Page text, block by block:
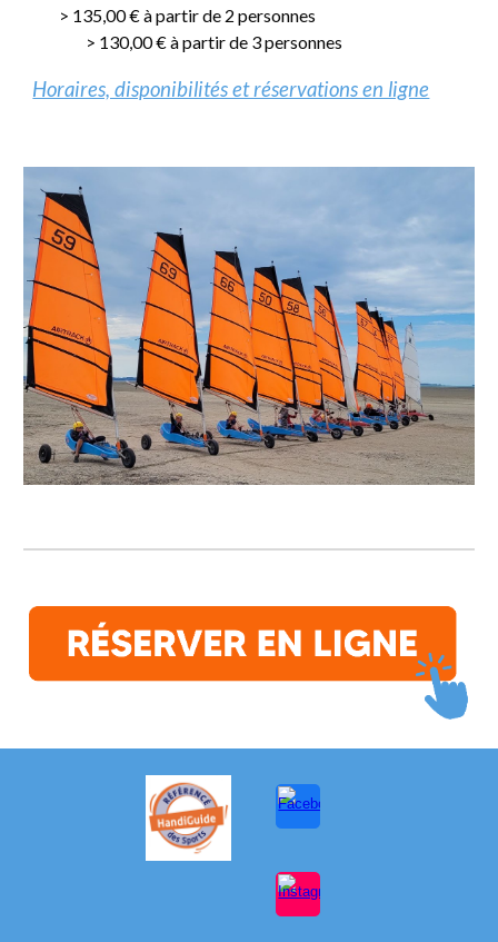
> 135,00€à partir de 2 personnes
> 130,00€à partir de 3 personnes
Horaires, disponibilités et réservations en ligne